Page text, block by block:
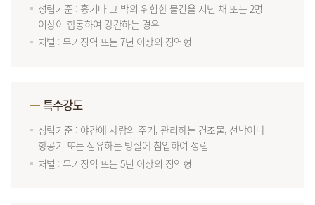
성립기준 : 흉기나 그 밖의 위험한 물건을 지닌 채 또는 2명
이상이 합동하여 강간하는 경우
처벌 : 무기징역 또는 7년 이상의 징역형
특수강도
성립기준 : 야간에 사람의 주거, 관리하는 건조물, 선박이나
항공기 또는 점유하는 방실에 침입하여 성립
처벌 : 무기징역 또는 5년 이상의 징역형